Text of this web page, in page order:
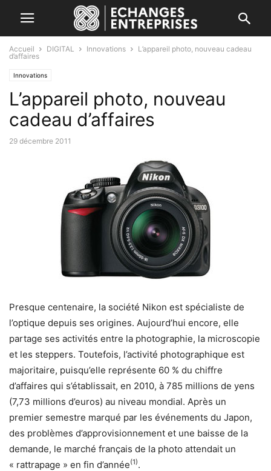
Accueil DIGITAL Innovations
L’appareil photo, nouveau cadeau
d’affaires
Innovations
L’appareil photo, nouveau
cadeau d’affaires
29 décembre 2011
Presque centenaire, la société Nikon est spécialiste de
l’optique depuis ses origines. Aujourd’hui encore, elle
partage ses activités entre la photographie, la microscopie
et les steppers. Toutefois, l’activité photographique est
majoritaire, puisqu’elle représente 60 % du chiffre
d’affaires qui s’établissait, en 2010, à 785 millions de yens
(7,73 millions d’euros) au niveau mondial. Après un
premier semestre marqué par les événements du Japon,
des problèmes d’approvisionnement et une baisse de la
demande, le marché français de la photo attendait un
« rattrapage » en fin d’année(1).